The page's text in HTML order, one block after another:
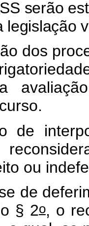
serão
legislação
dos
de
ou
de
§ 2o, o